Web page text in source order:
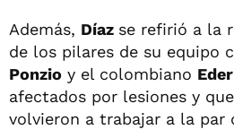
Además, Díaz se refirió a la
de los pilares de su equipo
Ponzio y el colombiano
afectados por lesiones y
volvieron a trabajar a la par